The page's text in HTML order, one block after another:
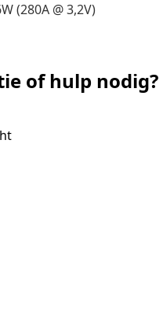
(280A @ 3,2V)
of hulp nodig?